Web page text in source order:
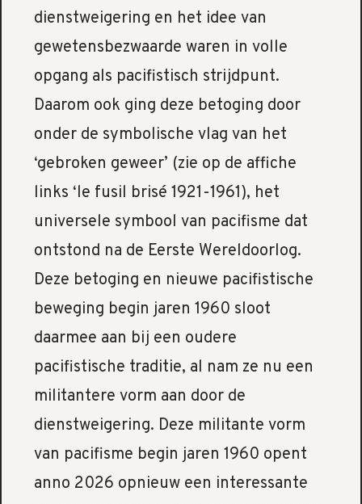
dienstweigering en het idee van
gewetensbezwaarde waren in volle
opgang als pacifistisch strijdpunt.
Daarom ook ging deze betoging door
onder de symbolische vlag van het
‘gebroken geweer’ (zie op de affiche
links ‘le fusil brisé 1921-1961), het
universele symbool van pacifisme dat
ontstond na de Eerste Wereldoorlog.
Deze betoging en nieuwe pacifistische
beweging begin jaren 1960 sloot
daarmee aan bij een oudere
pacifistische traditie, al nam ze nu een
militantere vorm aan door de
dienstweigering. Deze militante vorm
van pacifisme begin jaren 1960 opent
anno 2026 opnieuw een interessante